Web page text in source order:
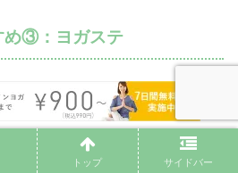
め③：ヨガステ
ながら都内にしかありません。
トップ サイドバー